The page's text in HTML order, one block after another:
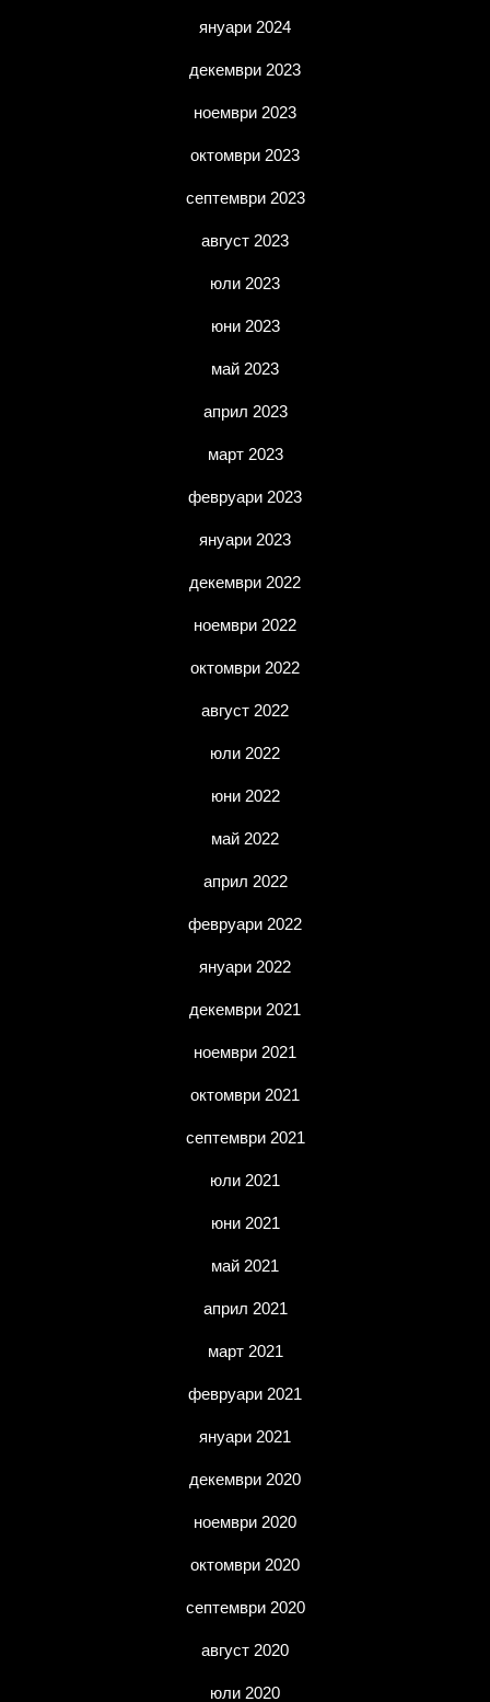
януари 2024
декември 2023
ноември 2023
октомври 2023
септември 2023
август 2023
юли 2023
юни 2023
май 2023
април 2023
март 2023
февруари 2023
януари 2023
декември 2022
ноември 2022
октомври 2022
август 2022
юли 2022
юни 2022
май 2022
април 2022
февруари 2022
януари 2022
декември 2021
ноември 2021
октомври 2021
септември 2021
юли 2021
юни 2021
май 2021
април 2021
март 2021
февруари 2021
януари 2021
декември 2020
ноември 2020
октомври 2020
септември 2020
август 2020
юли 2020